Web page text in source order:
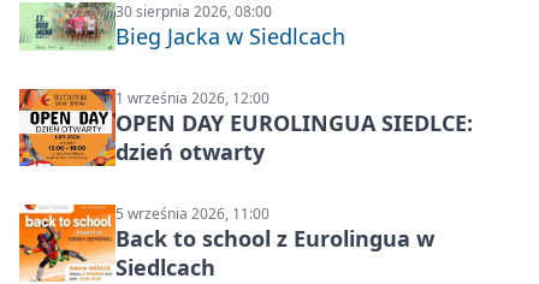
30 sierpnia 2026, 08:00
Bieg Jacka w Siedlcach
1 września 2026, 12:00
OPEN DAY EUROLINGUA SIEDLCE:
dzień otwarty
5 września 2026, 11:00
Back to school z Eurolingua w
Siedlcach